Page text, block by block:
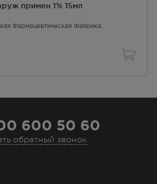
примен 1% 15мл
Фармацевтическая Фабрика,
600 50 60
обратный звонок